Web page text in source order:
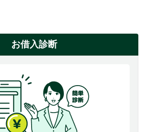
お借入診断